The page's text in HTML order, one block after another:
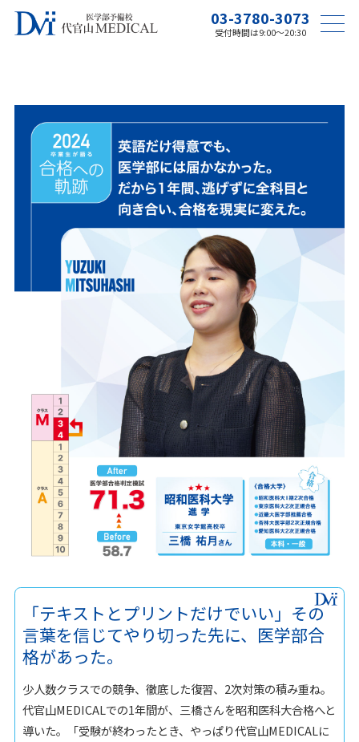
03-3780-3073
受付時間は9:00〜20:30
「テキストとプリントだけでいい」その
言葉を信じてやり切った先に、医学部合
格があった。
少人数クラスでの競争、徹底した復習、2次対策の積み重ね。
代官山MEDICALでの1年間が、三橋さんを昭和医科大合格へと
導いた。「受験が終わったとき、やっぱり代官山MEDICALに